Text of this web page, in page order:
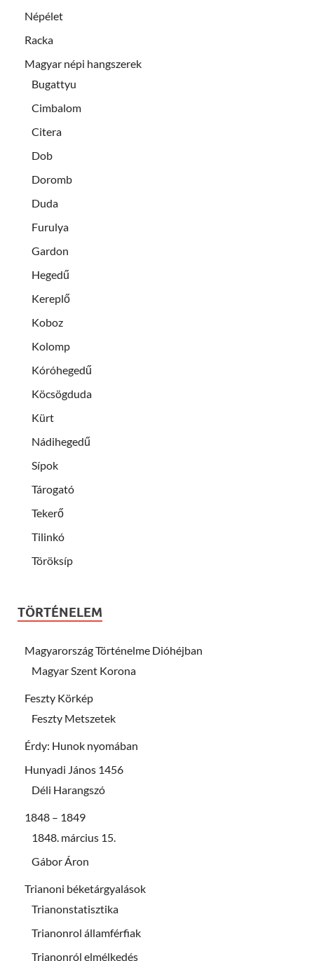
Népélet
Racka
Magyar népi hangszerek
Bugattyu
Cimbalom
Citera
Dob
Doromb
Duda
Furulya
Gardon
Hegedű
Kereplő
Koboz
Kolomp
Kóróhegedű
Köcsögduda
Kürt
Nádihegedű
Sípok
Tárogató
Tekerő
Tilinkó
Töröksíp
TÖRTÉNELEM
Magyarország Történelme Dióhéjban
Magyar Szent Korona
Feszty Körkép
Feszty Metszetek
Érdy: Hunok nyomában
Hunyadi János 1456
Déli Harangszó
1848 – 1849
1848. március 15.
Gábor Áron
Trianoni béketárgyalások
Trianonstatisztika
Trianonrol államférfiak
Trianonról elmélkedés